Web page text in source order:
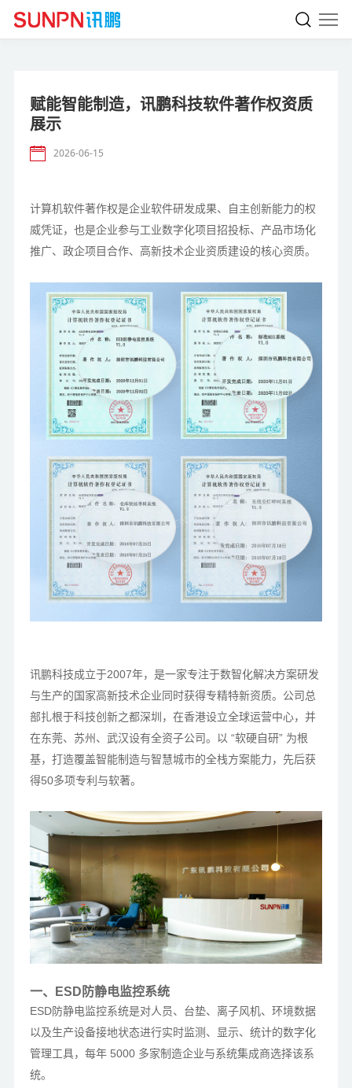
赋能智能制造，讯鹏科技软件著作权资质
展示
2026-06-15
计算机软件著作权是企业软件研发成果、自主创新能力的权
威凭证，也是企业参与工业数字化项目招投标、产品市场化
推广、政企项目合作、高新技术企业资质建设的核心资质。
讯鹏科技成立于2007年，是一家专注于数智化解决方案研发
与生产的国家高新技术企业同时获得专精特新资质。公司总
部扎根于科技创新之都深圳，在香港设立全球运营中心，并
在东莞、苏州、武汉设有全资子公司。以 “软硬自研” 为根
基，打造覆盖智能制造与智慧城市的全栈方案能力，先后获
得50多项专利与软著。
一、ESD防静电监控系统
ESD防静电监控系统是对人员、台垫、离子风机、环境数据
以及生产设备接地状态进行实时监测、显示、统计的数字化
管理工具，每年 5000 多家制造企业与系统集成商选择该系
统。